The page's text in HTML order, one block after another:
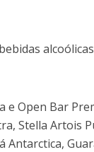
e Open Bar
Stella Artois
Antarctica,